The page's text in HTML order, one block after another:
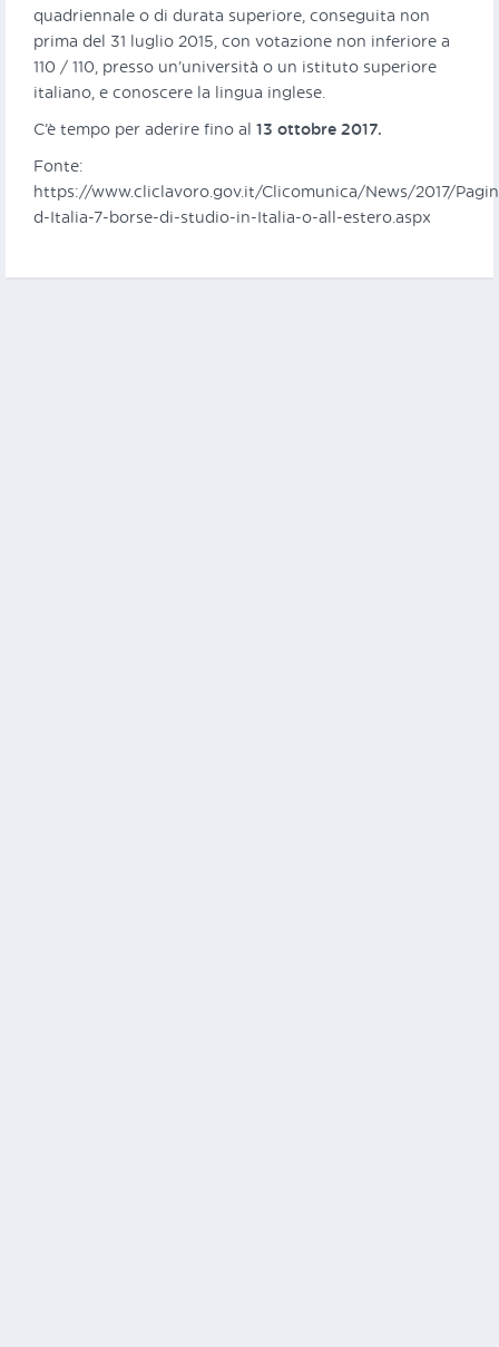
quadriennale o di durata superiore, conseguita non
prima del 31 luglio 2015, con votazione non inferiore a
110 / 110, presso un’università o un istituto superiore
italiano, e conoscere la lingua inglese.
C’è tempo per aderire fino al 13 ottobre 2017.
Fonte:
https://www.cliclavoro.gov.it/Clicomunica/News/2017/
d-Italia-7-borse-di-studio-in-Italia-o-all-estero.aspx